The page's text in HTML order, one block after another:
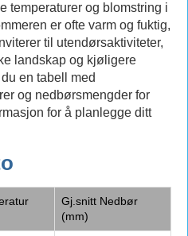
temperaturer og blomstring i
er ofte varm og fuktig,
til utendørsaktiviteter,
landskap og kjøligere
en tabell med
og nedbørsmengder for
for å planlegge ditt
Gj.snitt Nedbør
(mm)